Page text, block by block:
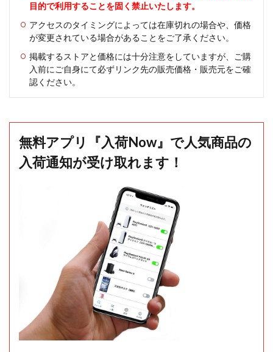
目的で利用することを固く禁止いたします。
アクセスのタイミングによっては在庫切れの場合や、価格
が変更されている場合があることをご了承ください。
掲載するストアと価格には十分注意をしていますが、ご購
入前にご自身にて必ずリンク先の販売価格・販売元をご確
認ください。
無料アプリ『入荷Now』で人気商品の
入荷通知が受け取れます！